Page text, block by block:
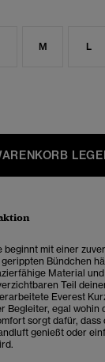
M L
beginnt mit einer
Bündchen
Material
Teil
Everest
Begleiter, egal wohin
sorgt dafür, dass
genießt oder